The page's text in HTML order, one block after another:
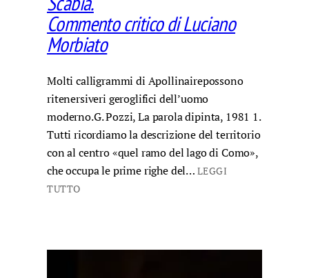
Commento critico di Luciano
Morbiato
Molti calligrammi di Apollinairepossono
ritenersiveri geroglifici dell’uomo
moderno.G. Pozzi, La parola dipinta, 1981 1.
Tutti ricordiamo la descrizione del territorio
con al centro «quel ramo del lago di Como»,
che occupa le prime righe del… LEGGI
TUTTO